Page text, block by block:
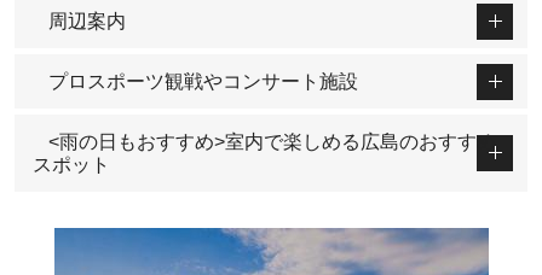
周辺案内
プロスポーツ観戦やコンサート施設
<雨の日もおすすめ>室内で楽しめる広島のおすすめ
スポット